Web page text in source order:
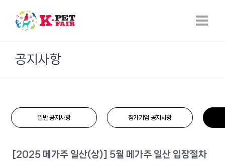
content
공지사항
일반 공지사항 참가기업 공지사항
[2025 메가주 일산(상)] 5월 메가주 일산 입장절차